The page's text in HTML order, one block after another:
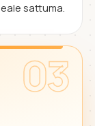
sattuma.
03